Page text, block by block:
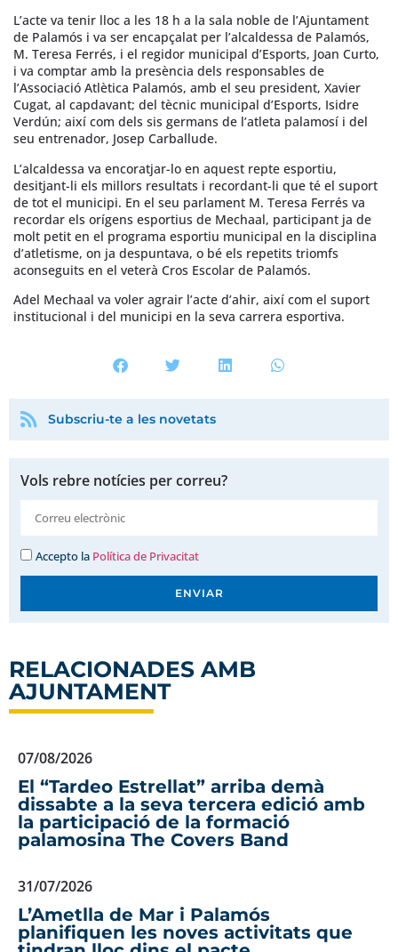
L’acte va tenir lloc a les 18 h a la sala noble de l’Ajuntament
de Palamós i va ser encapçalat per l’alcaldessa de Palamós,
M. Teresa Ferrés, i el regidor municipal d’Esports, Joan Curto,
i va comptar amb la presència dels responsables de
l’Associació Atlètica Palamós, amb el seu president, Xavier
Cugat, al capdavant; del tècnic municipal d’Esports, Isidre
Verdún; així com dels sis germans de l’atleta palamosí i del
seu entrenador, Josep Carballude.
L’alcaldessa va encoratjar-lo en aquest repte esportiu,
desitjant-li els millors resultats i recordant-li que té el suport
de tot el municipi. En el seu parlament M. Teresa Ferrés va
recordar els orígens esportius de Mechaal, participant ja de
molt petit en el programa esportiu municipal en la disciplina
d’atletisme, on ja despuntava, o bé els repetits triomfs
aconseguits en el veterà Cros Escolar de Palamós.
Adel Mechaal va voler agrair l’acte d’ahir, així com el suport
institucional i del municipi en la seva carrera esportiva.
Subscriu-te a les novetats
Vols rebre notícies per correu?
Accepto la Política de Privacitat
ENVIAR
RELACIONADES AMB
AJUNTAMENT
07/08/2026
El “Tardeo Estrellat” arriba demà
dissabte a la seva tercera edició amb
la participació de la formació
palamosina The Covers Band
31/07/2026
L’Ametlla de Mar i Palamós
planifiquen les noves activitats que